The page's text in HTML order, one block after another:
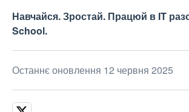
Навчайся. Зростай. Працюй в IT
School.
Останнє оновлення 12 червня 2025